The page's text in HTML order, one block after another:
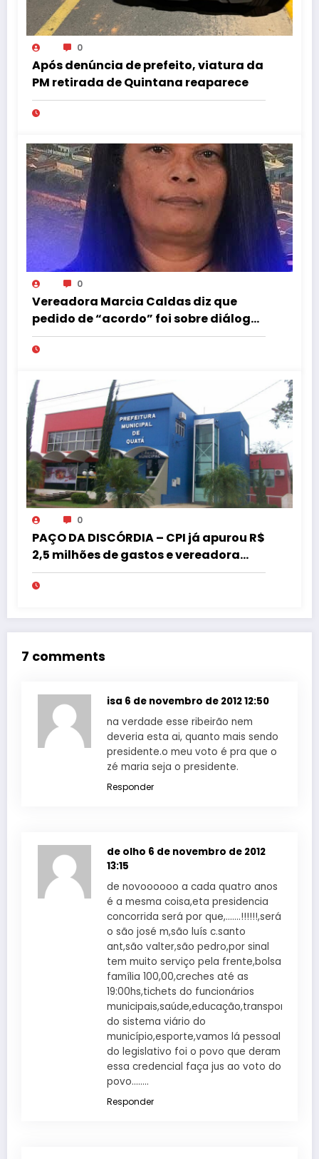
0
Após denúncia de prefeito, viatura da
PM retirada de Quintana reaparece
0
Vereadora Marcia Caldas diz que
pedido de “acordo” foi sobre diálogo
institucional
0
PAÇO DA DISCÓRDIA – CPI já apurou R$
2,5 milhões de gastos e vereadora
pede “acordo” para aprovar R$ 9,5
milhões
7 comments
isa 6 de novembro de 2012 12:50
na verdade esse ribeirão nem
deveria esta ai, quanto mais sendo
presidente.o meu voto é pra que o
zé maria seja o presidente.
Responder
de olho 6 de novembro de 2012
13:15
de novoooooo a cada quatro anos
é a mesma coisa,eta presidencia
concorrida será por que,…….!!!!!!,será
o são josé m,são luís c.santo
ant,são valter,são pedro,por sinal
tem muito serviço pela frente,bolsa
família 100,00,creches até as
19:00hs,tichets do funcionários
do sistema viário do
município,esporte,vamos lá pessoal
do legislativo foi o povo que deram
essa credencial faça jus ao voto do
povo……..
Responder